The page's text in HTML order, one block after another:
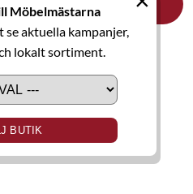
Möbelmästarna
aktuella kampanjer,
lokalt sortiment.
BUTIK